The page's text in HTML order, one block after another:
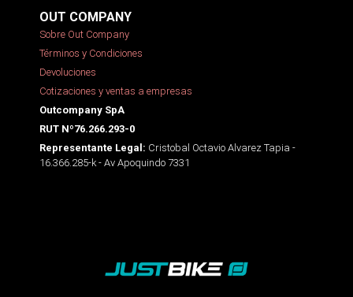
OUT COMPANY
Sobre Out Company
Términos y Condiciones
Devoluciones
Cotizaciones y ventas a empresas
Outcompany SpA
RUT Nº76.266.293-0
Representante Legal: Cristobal Octavio Alvarez Tapia -
16.366.285-k - Av Apoquindo 7331